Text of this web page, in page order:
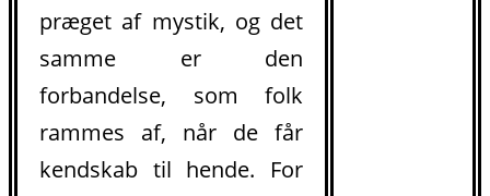
præget af mystik, og det
samme er den
forbandelse, som folk
rammes af, når de får
kendskab til hende. For